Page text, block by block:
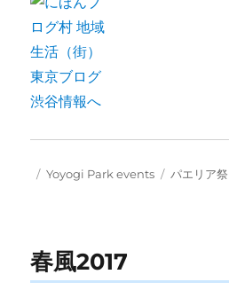
Posted
Categories
Yoyogi Park events Tags
パエリア祭
春風2017